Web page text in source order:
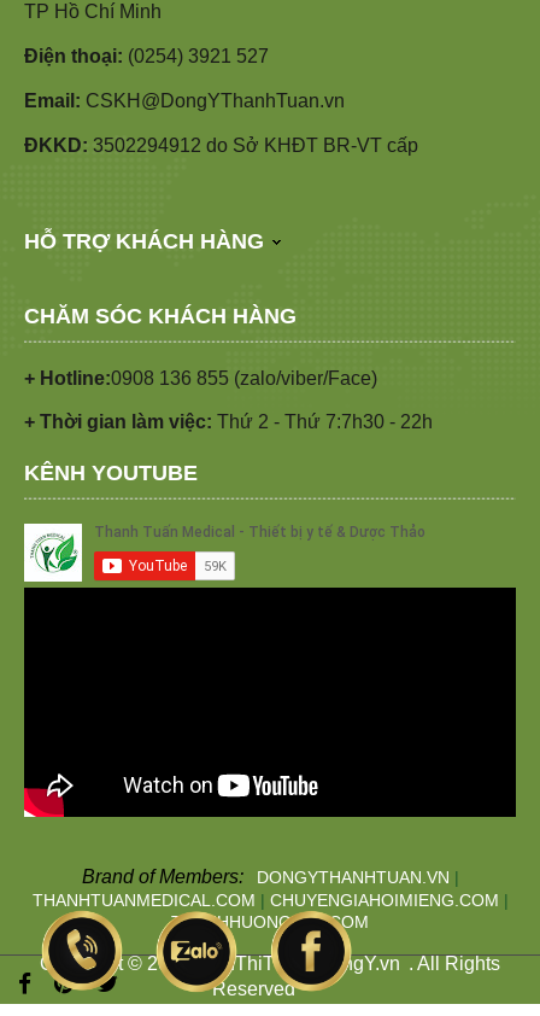
TP Hồ Chí Minh
Điện thoại: (0254) 3921 527
Email: CSKH@DongYThanhTuan.vn
ĐKKD: 3502294912 do Sở KHĐT BR-VT cấp
HỖ TRỢ KHÁCH HÀNG
CHĂM SÓC KHÁCH HÀNG
+ Hotline:0908 136 855 (zalo/viber/Face)
+ Thời gian làm việc: Thứ 2 - Thứ 7:7h30 - 22h
KÊNH YOUTUBE
Brand of Members: DONGYTHANHTUAN.VN |
THANHTUANMEDICAL.COM | CHUYENGIAHOIMIENG.COM |
THANHHUONGTAN.COM
Copyright © 2019SieuThiThuocDongY.vn . All Rights
Reserved